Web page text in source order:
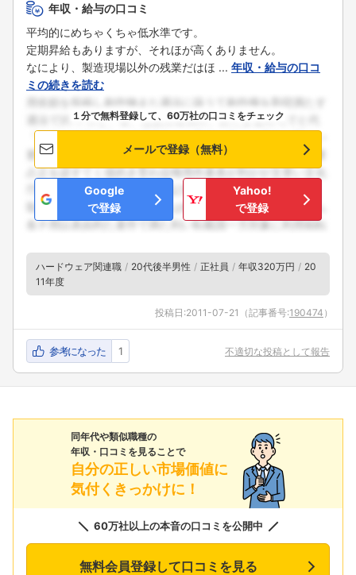
年収・給与の口コミ
平均的にめちゃくちゃ低水準です。
定期昇給もありますが、それほが高くありません。
なにより、製造現場以外の残業だはほ ... 年収・給与の口コ
ミの続きを読む
１分で無料登録して、60万社の口コミをチェック
メールで登録（無料）
Google
で登録
Yahoo!
で登録
ハードウェア関連職 20代後半男性 正社員 年収320万円
20
11年度
投稿日:2011-07-21 （記事番号:190474 ）
参考になった 1 不適切な投稿として報告
同年代や類似職種の
年収・口コミを見ることで
自分の正しい市場価値に
気付くきっかけに！
60万社以上の本音の口コミを公開中
無料会員登録して口コミを見る